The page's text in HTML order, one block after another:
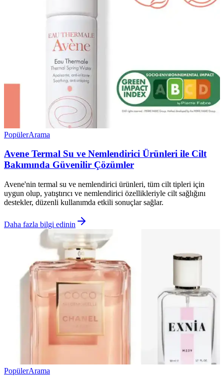
PopülerArama
Avene Termal Su ve Nemlendirici Ürünleri ile Cilt
Bakımında Güvenilir Çözümler
Avene'nin termal su ve nemlendirici ürünleri, tüm cilt tipleri için
uygun olup, yatıştırıcı ve nemlendirici özellikleriyle cilt sağlığını
destekler, düzenli kullanımda etkili sonuçlar sağlar.
Daha fazla bilgi edinin
PopülerArama